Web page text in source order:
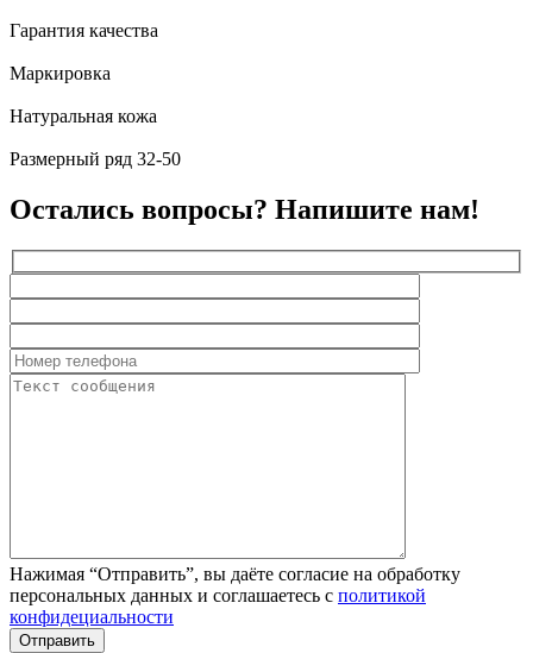
Гарантия качества
Маркировка
Натуральная кожа
Размерный ряд 32-50
Остались вопросы? Напишите нам!
Нажимая “Отправить”, вы даёте согласие на обработку
персональных данных и соглашаетесь с политикой
конфидециальности